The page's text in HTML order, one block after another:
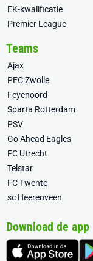
EK-kwalificatie
Premier League
Teams
Ajax
PEC Zwolle
Feyenoord
Sparta Rotterdam
PSV
Go Ahead Eagles
FC Utrecht
Telstar
FC Twente
sc Heerenveen
Download de app